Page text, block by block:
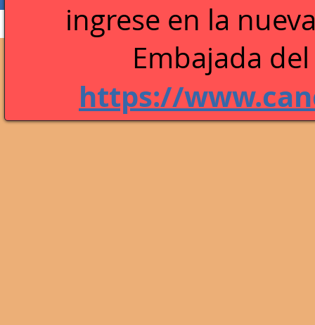
Blog Comments Blog Likes
ingrese en la n
Embajada
https://